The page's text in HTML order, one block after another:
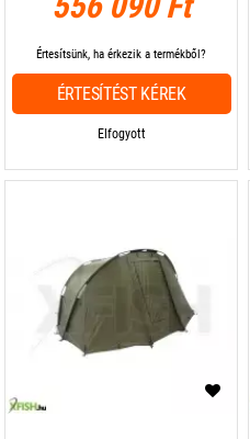
Elfogyott
Értesítsünk, ha érkezik a termékből?
ÉRTESÍTÉST KÉREK